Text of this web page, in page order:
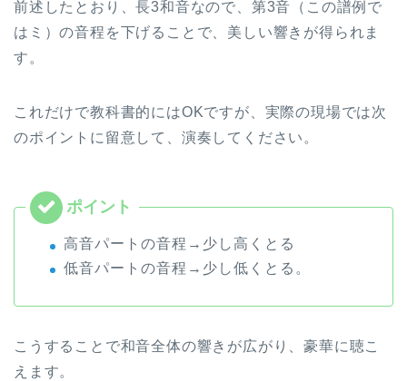
前述したとおり、長3和音なので、第3音（この譜例で
はミ）の音程を下げることで、美しい響きが得られま
す。
これだけで教科書的にはOKですが、実際の現場では次
のポイントに留意して、演奏してください。
高音パートの音程→少し高くとる
低音パートの音程→少し低くとる。
こうすることで和音全体の響きが広がり、豪華に聴こ
えます。